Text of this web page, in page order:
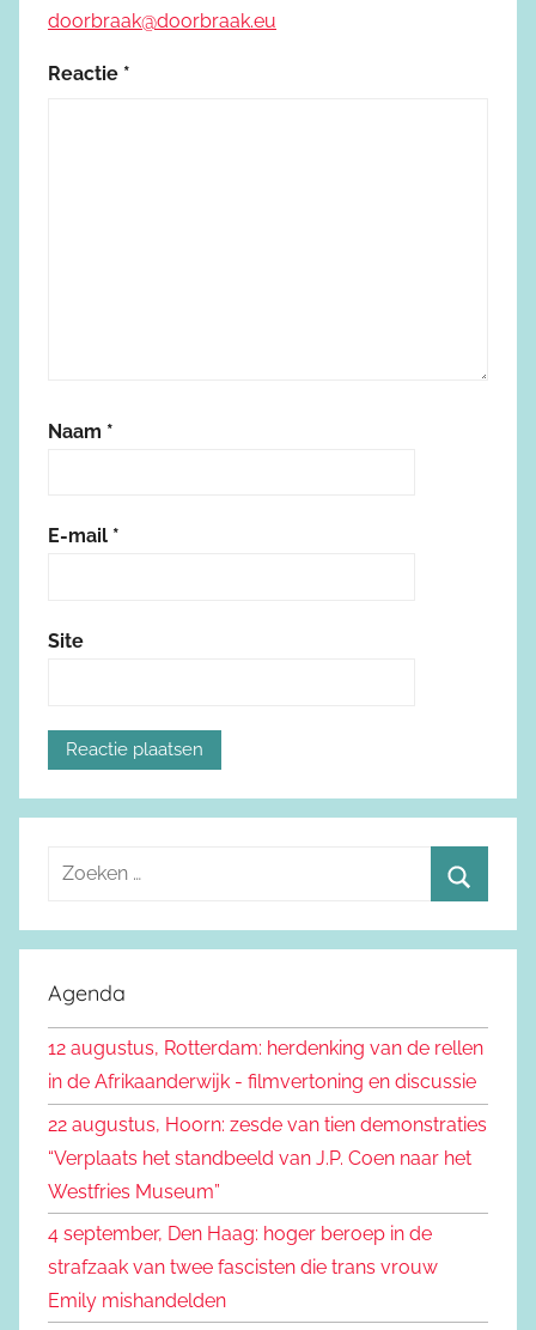
doorbraak@doorbraak.eu
Reactie *
Naam *
E-mail *
Site
e
e
n
a
:
o
e
n
Agenda
12 augustus, Rotterdam: herdenking van de rellen
in de Afrikaanderwijk - filmvertoning en discussie
22 augustus, Hoorn: zesde van tien demonstraties
“Verplaats het standbeeld van J.P. Coen naar het
Westfries Museum”
4 september, Den Haag: hoger beroep in de
strafzaak van twee fascisten die trans vrouw
Emily mishandelden